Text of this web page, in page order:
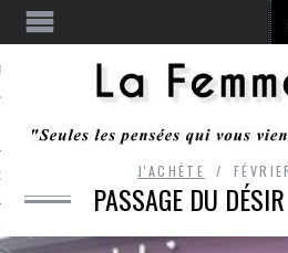
RESTER J'ACHÈTE
PASSAGE DU